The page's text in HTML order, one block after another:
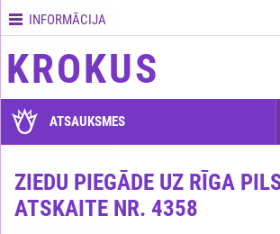
Kontakti
Piegādes
GARANTIJAS
apmaksāt?
Kā
INFORMĀCIJA
KROKUS
ATSAUKSMES
ZIEDU PIEGĀDE UZ RĪGA
ATSKAITE NR. 4358